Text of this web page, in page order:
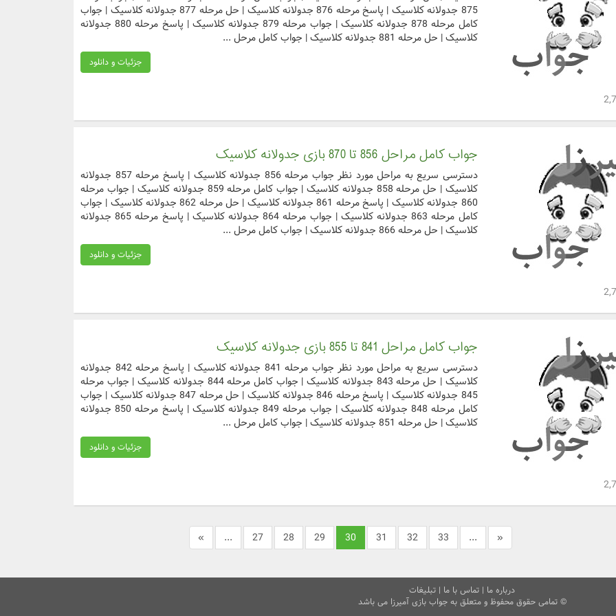
875 جدولانه کلاسیک | پاسخ مرحله 876 جدولانه کلاسیک | حل مرحله 877 جدولانه کلاسیک | جواب
کامل مرحله 878 جدولانه کلاسیک | جواب مرحله 879 جدولانه کلاسیک | پاسخ مرحله 880 جدولانه
کلاسیک | حل مرحله 881 جدولانه کلاسیک | جواب کامل مرحل ...
جزئیات و دانلود
جواب کامل مراحل 856 تا 870 بازی جدولانه کلاسیک
دسترسی سریع به مراحل مورد نظر جواب مرحله 856 جدولانه کلاسیک | پاسخ مرحله 857 جدولانه
کلاسیک | حل مرحله 858 جدولانه کلاسیک | جواب کامل مرحله 859 جدولانه کلاسیک | جواب مرحله
860 جدولانه کلاسیک | پاسخ مرحله 861 جدولانه کلاسیک | حل مرحله 862 جدولانه کلاسیک | جواب
کامل مرحله 863 جدولانه کلاسیک | جواب مرحله 864 جدولانه کلاسیک | پاسخ مرحله 865 جدولانه
کلاسیک | حل مرحله 866 جدولانه کلاسیک | جواب کامل مرحل ...
جزئیات و دانلود
جواب کامل مراحل 841 تا 855 بازی جدولانه کلاسیک
دسترسی سریع به مراحل مورد نظر جواب مرحله 841 جدولانه کلاسیک | پاسخ مرحله 842 جدولانه
کلاسیک | حل مرحله 843 جدولانه کلاسیک | جواب کامل مرحله 844 جدولانه کلاسیک | جواب مرحله
845 جدولانه کلاسیک | پاسخ مرحله 846 جدولانه کلاسیک | حل مرحله 847 جدولانه کلاسیک | جواب
کامل مرحله 848 جدولانه کلاسیک | جواب مرحله 849 جدولانه کلاسیک | پاسخ مرحله 850 جدولانه
کلاسیک | حل مرحله 851 جدولانه کلاسیک | جواب کامل مرحل ...
جزئیات و دانلود
» ... 27 28 29 30 31 32 33 ... «
درباره ما | تماس با ما | تبلیغات
© تمامی حقوق محفوظ و متعلق به جواب بازی آمیرزا می باشد